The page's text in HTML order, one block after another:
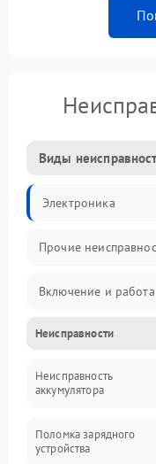
Виды
Электроника
Прочие
Включение и работа
Работа с нагрузкой
Звук и индикация
Неисправности
Неисправность
аккумулятора
Поломка зарядного
устройства